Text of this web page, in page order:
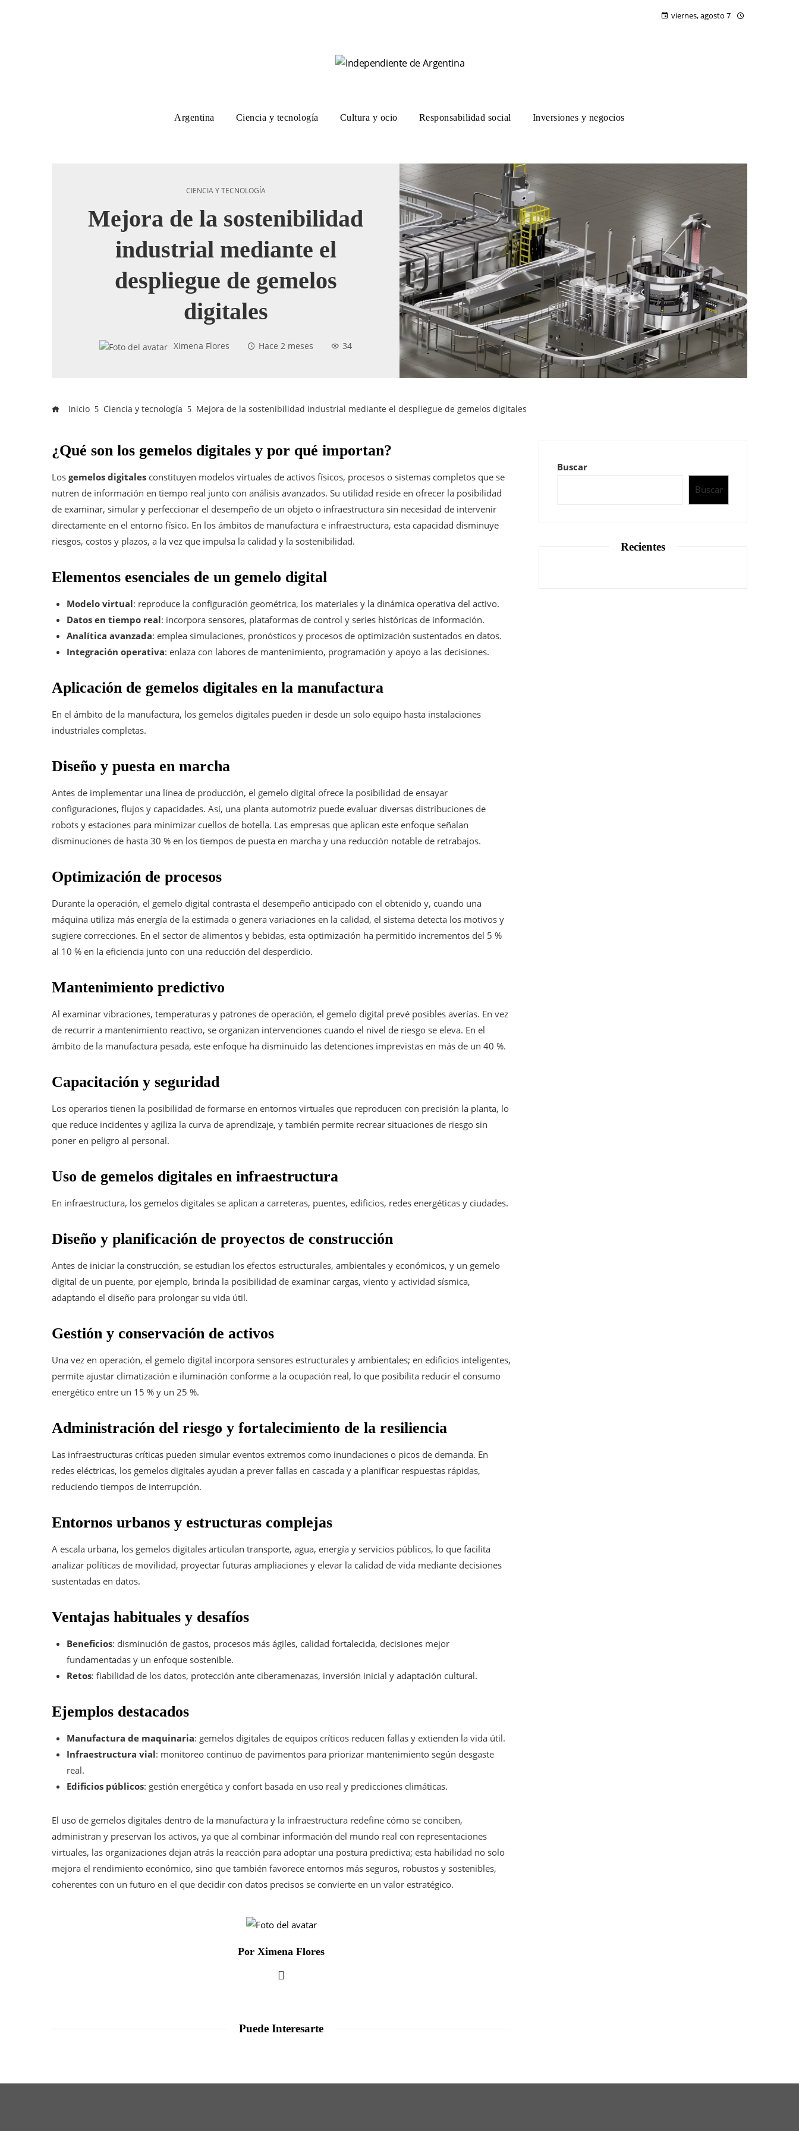
viernes, agosto 7
Argentina Ciencia y tecnología Cultura y ocio Responsabilidad social Inversiones y negocios
CIENCIA Y TECNOLOGÍA
Mejora de la sostenibilidad
industrial mediante el
despliegue de gemelos
digitales
Ximena Flores Hace 2 meses 34
Inicio Ciencia y tecnología Mejora de la sostenibilidad industrial mediante el despliegue de gemelos digitales
¿Qué son los gemelos digitales y por qué importan?
Los gemelos digitales constituyen modelos virtuales de activos físicos, procesos o sistemas completos que se
nutren de información en tiempo real junto con análisis avanzados. Su utilidad reside en ofrecer la posibilidad
de examinar, simular y perfeccionar el desempeño de un objeto o infraestructura sin necesidad de intervenir
directamente en el entorno físico. En los ámbitos de manufactura e infraestructura, esta capacidad disminuye
riesgos, costos y plazos, a la vez que impulsa la calidad y la sostenibilidad.
Elementos esenciales de un gemelo digital
Modelo virtual: reproduce la configuración geométrica, los materiales y la dinámica operativa del activo.
Datos en tiempo real: incorpora sensores, plataformas de control y series históricas de información.
Analítica avanzada: emplea simulaciones, pronósticos y procesos de optimización sustentados en datos.
Integración operativa: enlaza con labores de mantenimiento, programación y apoyo a las decisiones.
Aplicación de gemelos digitales en la manufactura
En el ámbito de la manufactura, los gemelos digitales pueden ir desde un solo equipo hasta instalaciones
industriales completas.
Diseño y puesta en marcha
Antes de implementar una línea de producción, el gemelo digital ofrece la posibilidad de ensayar
configuraciones, flujos y capacidades. Así, una planta automotriz puede evaluar diversas distribuciones de
robots y estaciones para minimizar cuellos de botella. Las empresas que aplican este enfoque señalan
disminuciones de hasta 30 % en los tiempos de puesta en marcha y una reducción notable de retrabajos.
Optimización de procesos
Durante la operación, el gemelo digital contrasta el desempeño anticipado con el obtenido y, cuando una
máquina utiliza más energía de la estimada o genera variaciones en la calidad, el sistema detecta los motivos y
sugiere correcciones. En el sector de alimentos y bebidas, esta optimización ha permitido incrementos del 5 %
al 10 % en la eficiencia junto con una reducción del desperdicio.
Mantenimiento predictivo
Al examinar vibraciones, temperaturas y patrones de operación, el gemelo digital prevé posibles averías. En vez
de recurrir a mantenimiento reactivo, se organizan intervenciones cuando el nivel de riesgo se eleva. En el
ámbito de la manufactura pesada, este enfoque ha disminuido las detenciones imprevistas en más de un 40 %.
Capacitación y seguridad
Los operarios tienen la posibilidad de formarse en entornos virtuales que reproducen con precisión la planta, lo
que reduce incidentes y agiliza la curva de aprendizaje, y también permite recrear situaciones de riesgo sin
poner en peligro al personal.
Uso de gemelos digitales en infraestructura
En infraestructura, los gemelos digitales se aplican a carreteras, puentes, edificios, redes energéticas y ciudades.
Diseño y planificación de proyectos de construcción
Antes de iniciar la construcción, se estudian los efectos estructurales, ambientales y económicos, y un gemelo
digital de un puente, por ejemplo, brinda la posibilidad de examinar cargas, viento y actividad sísmica,
adaptando el diseño para prolongar su vida útil.
Gestión y conservación de activos
Una vez en operación, el gemelo digital incorpora sensores estructurales y ambientales; en edificios inteligentes,
permite ajustar climatización e iluminación conforme a la ocupación real, lo que posibilita reducir el consumo
energético entre un 15 % y un 25 %.
Administración del riesgo y fortalecimiento de la resiliencia
Las infraestructuras críticas pueden simular eventos extremos como inundaciones o picos de demanda. En
redes eléctricas, los gemelos digitales ayudan a prever fallas en cascada y a planificar respuestas rápidas,
reduciendo tiempos de interrupción.
Entornos urbanos y estructuras complejas
A escala urbana, los gemelos digitales articulan transporte, agua, energía y servicios públicos, lo que facilita
analizar políticas de movilidad, proyectar futuras ampliaciones y elevar la calidad de vida mediante decisiones
sustentadas en datos.
Ventajas habituales y desafíos
Beneficios: disminución de gastos, procesos más ágiles, calidad fortalecida, decisiones mejor
fundamentadas y un enfoque sostenible.
Retos: fiabilidad de los datos, protección ante ciberamenazas, inversión inicial y adaptación cultural.
Ejemplos destacados
Manufactura de maquinaria: gemelos digitales de equipos críticos reducen fallas y extienden la vida útil.
Infraestructura vial: monitoreo continuo de pavimentos para priorizar mantenimiento según desgaste
real.
Edificios públicos: gestión energética y confort basada en uso real y predicciones climáticas.
El uso de gemelos digitales dentro de la manufactura y la infraestructura redefine cómo se conciben,
administran y preservan los activos, ya que al combinar información del mundo real con representaciones
virtuales, las organizaciones dejan atrás la reacción para adoptar una postura predictiva; esta habilidad no solo
mejora el rendimiento económico, sino que también favorece entornos más seguros, robustos y sostenibles,
coherentes con un futuro en el que decidir con datos precisos se convierte en un valor estratégico.
Por Ximena Flores
Puede Interesarte
Buscar
Buscar
Recientes